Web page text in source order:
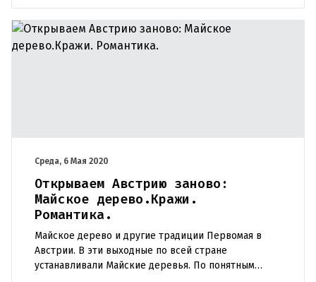
Среда, 6 Мая 2020
Открываем Австрию заново:
Майское дерево.Кражи.
Романтика.
Майское дерево и другие традиции Первомая в
Австрии. В эти выходные по всей стране
устанавливали Майские деревья. По понятным